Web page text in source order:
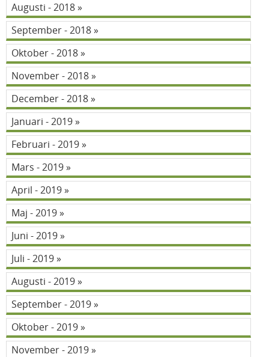
Augusti - 2018
September - 2018
Oktober - 2018
November - 2018
December - 2018
Januari - 2019
Februari - 2019
Mars - 2019
April - 2019
Maj - 2019
Juni - 2019
Juli - 2019
Augusti - 2019
September - 2019
Oktober - 2019
November - 2019